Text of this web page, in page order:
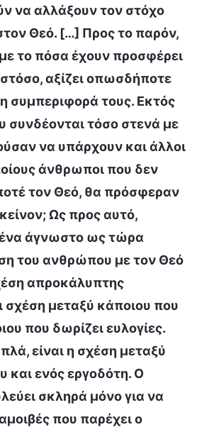
να αλλάξουν τον στόχο
Θεό. […] Προς το παρόν,
το πόσα έχουν προσφέρει
αξίζει οπωσδήποτε
συμπεριφορά τους. Εκτός
συνδέονται τόσο στενά με
να υπάρχουν και άλλοι
άνθρωποι που δεν
τον Θεό, θα πρόσφεραν
Ως προς αυτό,
άγνωστο ως τώρα
του ανθρώπου με τον Θεό
απροκάλυπτης
σχέση μεταξύ κάποιου που
που δωρίζει ευλογίες.
είναι η σχέση μεταξύ
και ενός εργοδότη. Ο
σκληρά μόνο για να
που παρέχει ο